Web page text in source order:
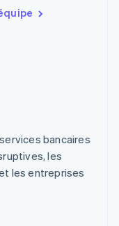
bancaires
les
les entreprises